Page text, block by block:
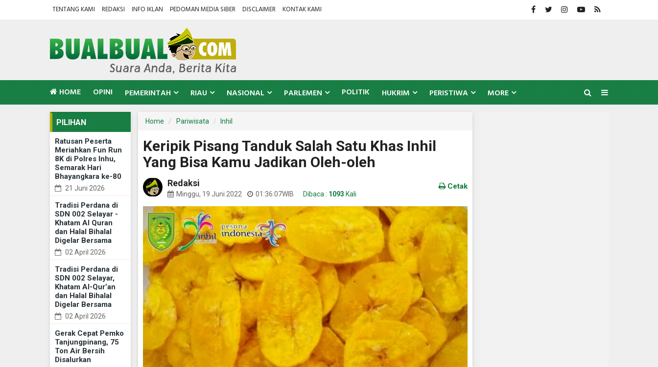
TENTANG KAMI REDAKSI INFO IKLAN PEDOMAN MEDIA SIBER DISCLAIMER KONTAK KAMI
HOME OPINI PEMERINTAH RIAU NASIONAL PARLEMEN POLITIK HUKRIM PERISTIWA MORE
PILIHAN
Ratusan Peserta
Meriahkan Fun Run
8K di Polres Inhu,
Semarak Hari
Bhayangkara ke-80
21 Juni 2026
Tradisi Perdana di
SDN 002 Selayar -
Khatam Al Quran
dan Halal Bihalal
Digelar Bersama
02 April 2026
Tradisi Perdana di
SDN 002 Selayar,
Khatam Al-Qur’an
dan Halal Bihalal
Digelar Bersama
02 April 2026
Gerak Cepat Pemko
Tanjungpinang, 75
Ton Air Bersih
Disalurkan
Home Pariwisata Inhil
Keripik Pisang Tanduk Salah Satu Khas Inhil
Yang Bisa Kamu Jadikan Oleh-oleh
Redaksi
Minggu, 19 Juni 2022 01:36:07WIB Dibaca : 1093 Kali
Cetak